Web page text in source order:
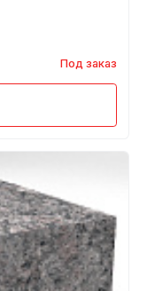
Под заказ